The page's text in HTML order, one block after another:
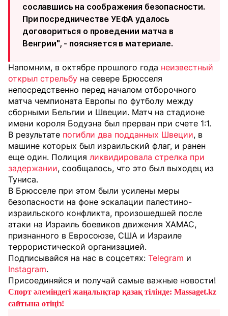
сославшись на соображения безопасности.
При посредничестве УЕФА удалось
договориться о проведении матча в
Венгрии", - поясняется в материале.
Напомним, в октябре прошлого года неизвестный
открыл стрельбу на севере Брюсселя
непосредственно перед началом отборочного
матча чемпионата Европы по футболу между
сборными Бельгии и Швеции. Матч на стадионе
имени короля Бодуэна был прерван при счете 1:1.
В результате погибли два подданных Швеции, в
машине которых был израильский флаг, и ранен
еще один. Полиция ликвидировала стрелка при
задержании, сообщалось, что это был выходец из
Туниса.
В Брюсселе при этом были усилены меры
безопасности на фоне эскалации палестино-
израильского конфликта, произошедшей после
атаки на Израиль боевиков движения ХАМАС,
признанного в Евросоюзе, США и Израиле
террористической организацией.
Подписывайся на нас в соцсетях: Telegram и
Instagram.
Присоединяйся и получай самые важные новости!
Спорт әлеміндегі жаңалықтар қазақ тілінде: Massaget.kz
сайтына өтіңіз!